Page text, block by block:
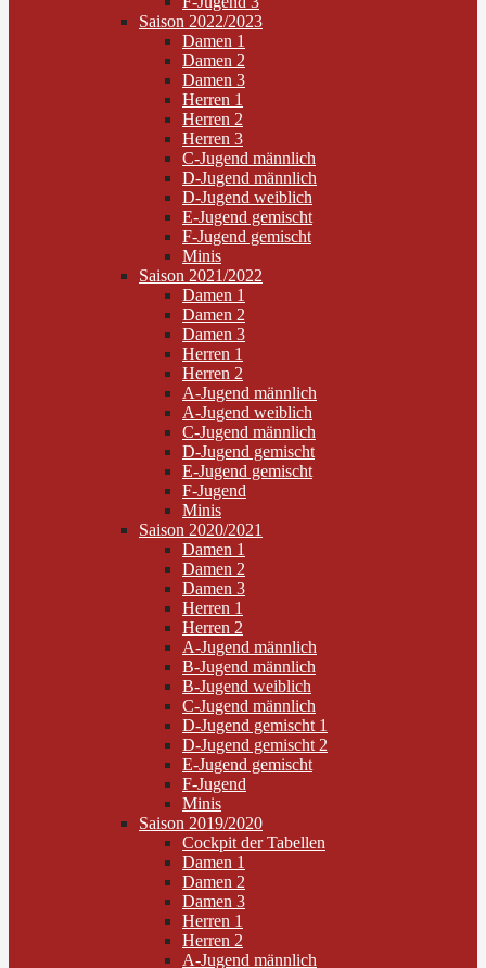
Saison 2022/2023
Damen 1
Damen 2
Damen 3
Herren 1
Herren 2
Herren 3
C-Jugend männlich
D-Jugend männlich
D-Jugend weiblich
E-Jugend gemischt
F-Jugend gemischt
Minis
Saison 2021/2022
Damen 1
Damen 2
Damen 3
Herren 1
Herren 2
A-Jugend männlich
A-Jugend weiblich
C-Jugend männlich
D-Jugend gemischt
E-Jugend gemischt
F-Jugend
Minis
Saison 2020/2021
Damen 1
Damen 2
Damen 3
Herren 1
Herren 2
A-Jugend männlich
B-Jugend männlich
B-Jugend weiblich
C-Jugend männlich
D-Jugend gemischt 1
D-Jugend gemischt 2
E-Jugend gemischt
F-Jugend
Minis
Saison 2019/2020
Cockpit der Tabellen
Damen 1
Damen 2
Damen 3
Herren 1
Herren 2
A-Jugend männlich